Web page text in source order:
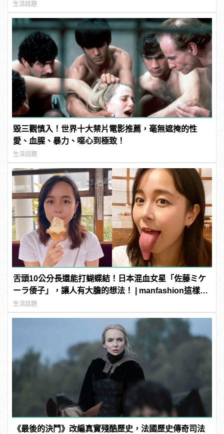
生活話題
毀三觀慎入！世界十大禁片電影推薦，毫無遮掩的性
愛、血腥、暴力、噁心到極致！
生活話題
舌頭10公分長還能打蝴蝶結！日本混血女星「佐藤ミケ
ーラ倭子」，讓人有大膽的想法！ | manfashion這樣變
型男
生活話題
《最後的決鬥》改編真實殘酷歷史，法國歷史傳奇司法